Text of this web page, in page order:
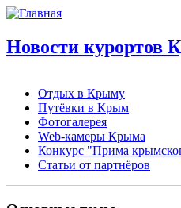
Новости курортов
Отдых в Крыму
Путёвки в Крым
Фотогалерея
Web-камеры Крыма
Конкурс "Прима
Статьи от партнёров